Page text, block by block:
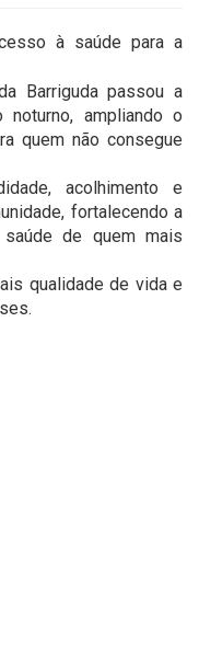
à saúde para a
Barriguda passou a
noturno, ampliando o
quem não consegue
acolhimento e
fortalecendo a
de quem mais
qualidade de vida e